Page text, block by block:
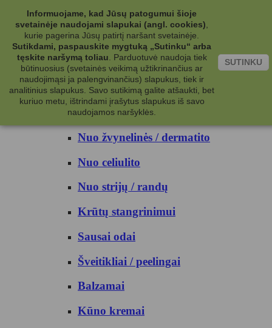
Kategorijos
Kosmetika
Kūno priežiūrai
Nuo prakaito
Kūno prausikliai
Nuo žvynelinės / dermatito
Nuo celiulito
Nuo strijų / randų
Krūtų stangrinimui
Sausai odai
Šveitikliai / peelingai
Balzamai
Kūno kremai
Informuojame, kad Jūsų patogumui šioje
svetainėje naudojami slapukai (angl. cookies)
kurie pagerina Jūsų patirtį naršant svetainėje.
Sutikdami, paspauskite mygtuką „Sutinku“ arba
tęskite naršymą toliau
Parduotuvė naudoja tiek
būtinuosius (svetainės veikimą užtikrinančius ar
naudojimąsi ja palengvinančius) slapukus, tiek ir
analitinius slapukus. Savo sutikimą galite atšaukti, bet
kuriuo metu, ištrindami įrašytus slapukus iš savo
naudojamos naršyklės.
SUTINKU